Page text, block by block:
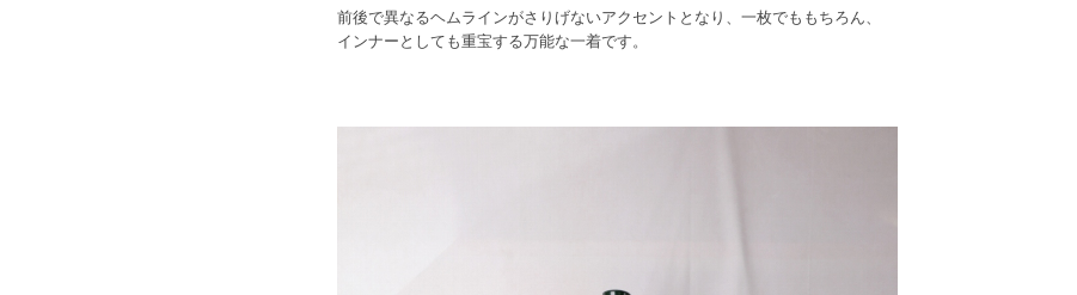
前後で異なるヘムラインがさりげないアクセントとなり、一枚でももちろん、
インナーとしても重宝する万能な一着です。